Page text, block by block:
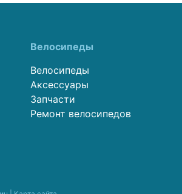
Велосипеды
Велосипеды
Аксессуары
Запчасти
Ремонт велосипедов